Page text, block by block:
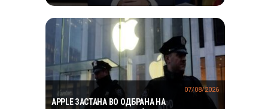
APPLE ЗАСТАНА ВО ОДБРАНА НА
07/08/2026